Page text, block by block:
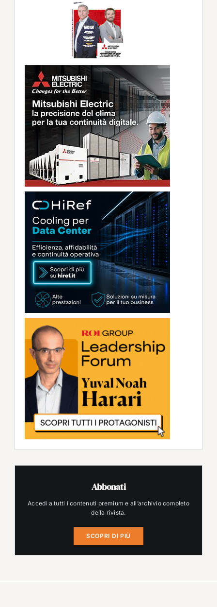
Abbonati
Accedi a tutti i contenuti premium e all’archivio completo
della rivista.
SCOPRI DI PIÙ